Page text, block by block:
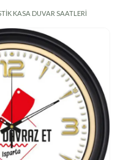
KASA DUVAR SAATLERI